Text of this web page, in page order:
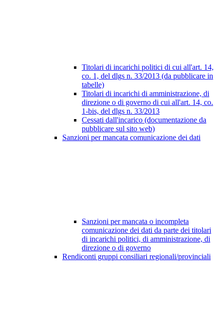
Titolari di incarichi politici di cui all'art. 14,
co. 1, del dlgs n. 33/2013 (da pubblicare in
tabelle)
Titolari di incarichi di amministrazione, di
direzione o di governo di cui all'art. 14, co.
1-bis, del dlgs n. 33/2013
Cessati dall'incarico (documentazione da
pubblicare sul sito web)
Sanzioni per mancata comunicazione dei dati
Sanzioni per mancata o incompleta
comunicazione dei dati da parte dei titolari
di incarichi politici, di amministrazione, di
direzione o di governo
Rendiconti gruppi consiliari regionali/provinciali